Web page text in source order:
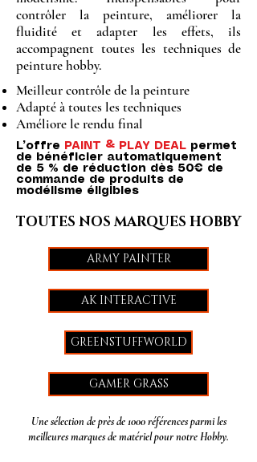
contrôler la peinture, améliorer la
fluidité et adapter les effets, ils
accompagnent toutes les techniques de
peinture hobby.
Meilleur contrôle de la peinture
Adapté à toutes les techniques
Améliore le rendu final
L’offre PAINT & PLAY DEAL permet
de bénéficier automatiquement
de 5 % de réduction dès 50€ de
commande de produits de
modélisme éligibles
TOUTES NOS MARQUES HOBBY
ARMY PAINTER
AK INTERACTIVE
GREENSTUFFWORLD
GAMER GRASS
Une sélection de près de 1000 références parmi les
meilleures marques de matériel pour notre Hobby.